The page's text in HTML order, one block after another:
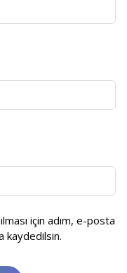
için adım, e-posta
kaydedilsin.